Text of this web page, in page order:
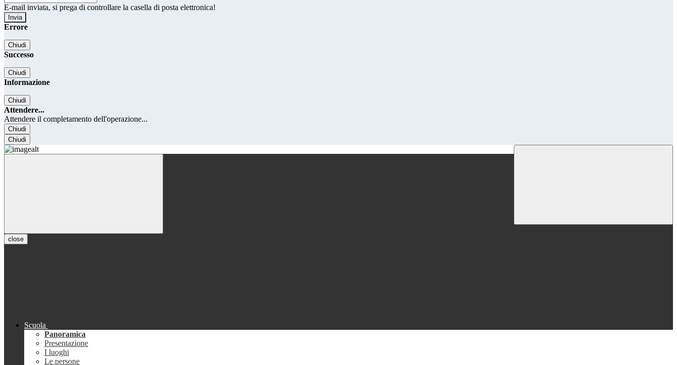
E-mail inviata, si prega di controllare la casella di posta elettronica!
Errore
Chiudi
Successo
Chiudi
Informazione
Chiudi
Attendere...
Attendere il completamento dell'operazione...
Chiudi
Chiudi
close
Scuola
Panoramica
Presentazione
I luoghi
Le persone